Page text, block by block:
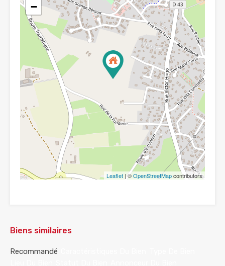
−
Leaflet | ©OpenStreetMapcontributors
Biens similaires
Recommandé